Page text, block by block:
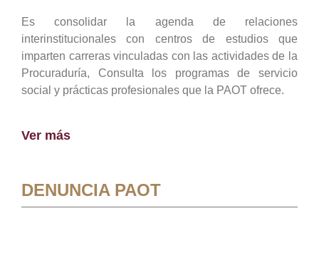
Es consolidar la agenda de relaciones
interinstitucionales con centros de estudios que
imparten carreras vinculadas con las actividades de la
Procuraduría, Consulta los programas de servicio
social y prácticas profesionales que la PAOT ofrece.
Ver más
DENUNCIA PAOT